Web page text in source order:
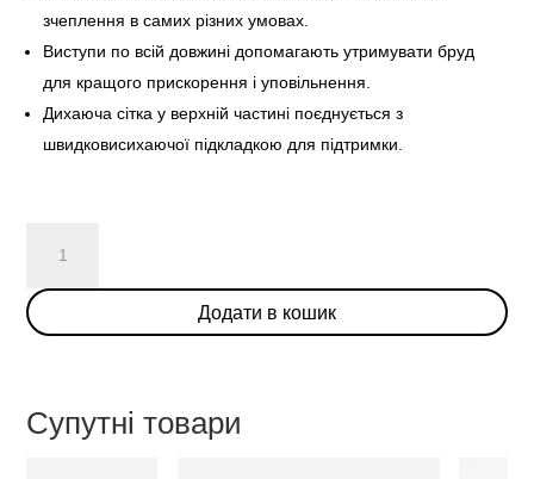
зчеплення в самих різних умовах.
Виступи по всій довжині допомагають утримувати бруд
для кращого прискорення і уповільнення.
Дихаюча сітка у верхній частині поєднується з
швидковисихаючої підкладкою для підтримки.
ACG
Terra
Antarktik
White"
Додати в кошик
Супутні товари